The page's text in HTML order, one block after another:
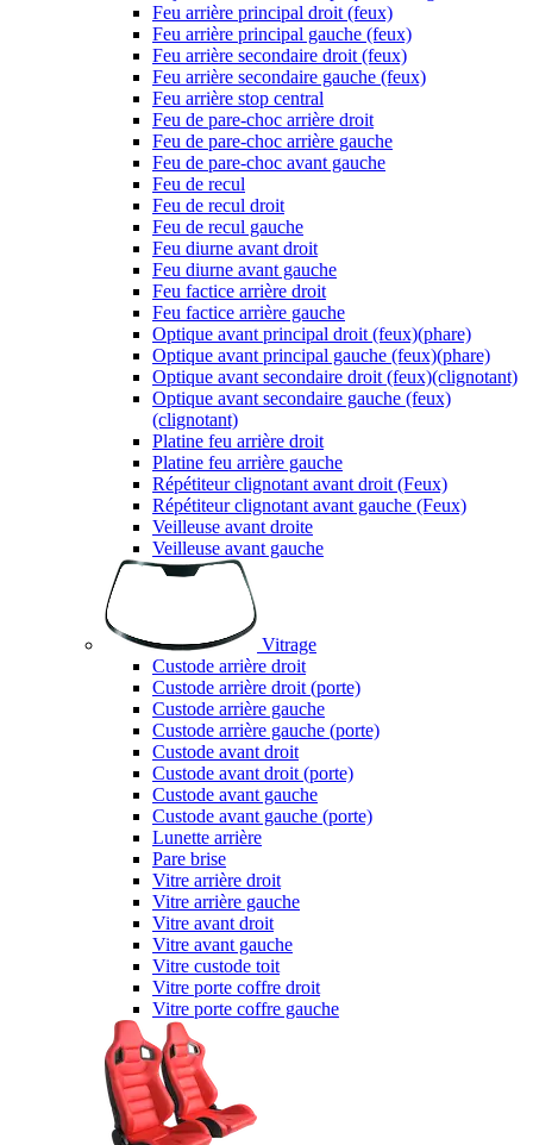
Feu arrière principal droit (feux)
Feu arrière principal gauche (feux)
Feu arrière secondaire droit (feux)
Feu arrière secondaire gauche (feux)
Feu arrière stop central
Feu de pare-choc arrière droit
Feu de pare-choc arrière gauche
Feu de pare-choc avant gauche
Feu de recul
Feu de recul droit
Feu de recul gauche
Feu diurne avant droit
Feu diurne avant gauche
Feu factice arrière droit
Feu factice arrière gauche
Optique avant principal droit (feux)(phare)
Optique avant principal gauche (feux)(phare)
Optique avant secondaire droit (feux)(clignotant)
Optique avant secondaire gauche (feux)
(clignotant)
Platine feu arrière droit
Platine feu arrière gauche
Répétiteur clignotant avant droit (Feux)
Répétiteur clignotant avant gauche (Feux)
Veilleuse avant droite
Veilleuse avant gauche
Vitrage
Custode arrière droit
Custode arrière droit (porte)
Custode arrière gauche
Custode arrière gauche (porte)
Custode avant droit
Custode avant droit (porte)
Custode avant gauche
Custode avant gauche (porte)
Lunette arrière
Pare brise
Vitre arrière droit
Vitre arrière gauche
Vitre avant droit
Vitre avant gauche
Vitre custode toit
Vitre porte coffre droit
Vitre porte coffre gauche